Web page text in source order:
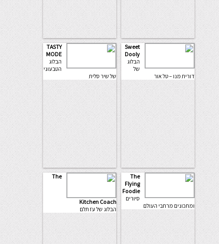
Sweet
Dooly
הבלוג
של
דורית מנו – טל אור
TASTY
MODE
הבלוג
הטבעוני
של שיר סלית
The
Flying
Foodie
סיורים
ומתכונים מרחבי העולם
The
Kitchen Coach
הבלוג של עֹז תלם